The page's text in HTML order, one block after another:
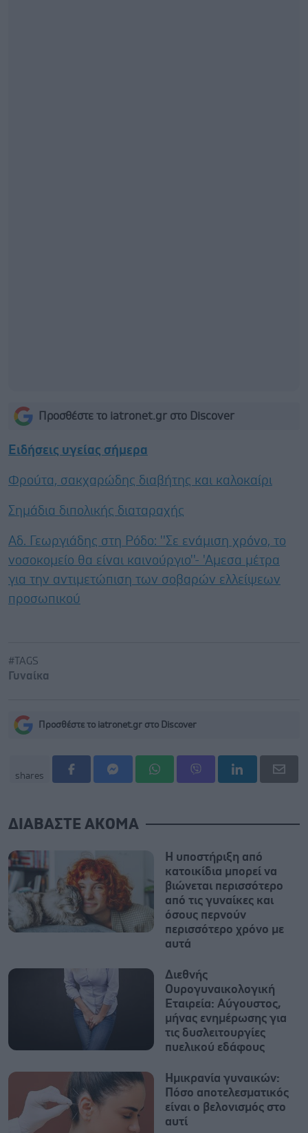
Προσθέστε το iatronet.gr στο Discover
Ειδήσεις υγείας σήμερα
Φρούτα, σακχαρώδης διαβήτης και καλοκαίρι
Σημάδια διπολικής διαταραχής
Αδ. Γεωργιάδης στη Ρόδο: ''Σε ενάμιση χρόνο, το
νοσοκομείο θα είναι καινούργιο''- 'Αμεσα μέτρα
για την αντιμετώπιση των σοβαρών ελλείψεων
προσωπικού
#TAGS
Γυναίκα
Προσθέστε το iatronet.gr στο Discover
shares
ΔΙΑΒΑΣΤΕ ΑΚΟΜΑ
Η υποστήριξη από
κατοικίδια μπορεί να
βιώνεται περισσότερο
από τις γυναίκες και
όσους περνούν
περισσότερο χρόνο με
αυτά
Διεθνής
Ουρογυναικολογική
Εταιρεία: Αύγουστος,
μήνας ενημέρωσης για
τις δυσλειτουργίες
πυελικού εδάφους
Ημικρανία γυναικών:
Πόσο αποτελεσματικός
είναι ο βελονισμός στο
αυτί